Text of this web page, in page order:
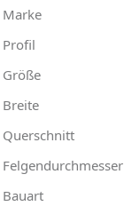
Marke
Profil
Größe
Breite
Querschnitt
Felgendurchmesser
Bauart